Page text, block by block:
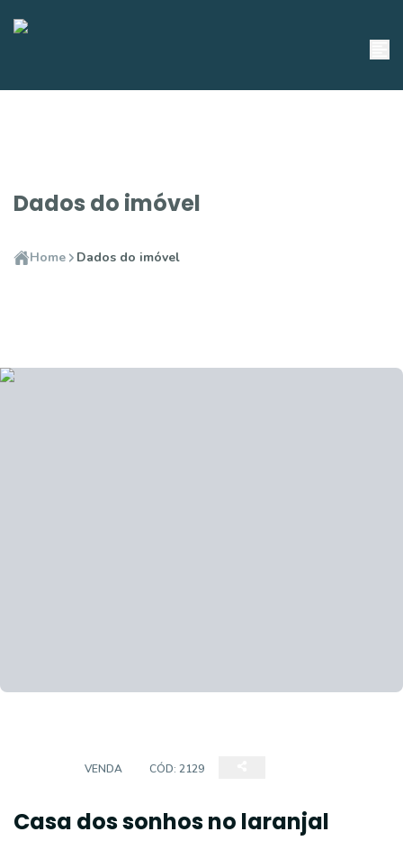
Dados do imóvel
Home Dados do imóvel
VENDA CÓD: 2129
Casa dos sonhos no laranjal